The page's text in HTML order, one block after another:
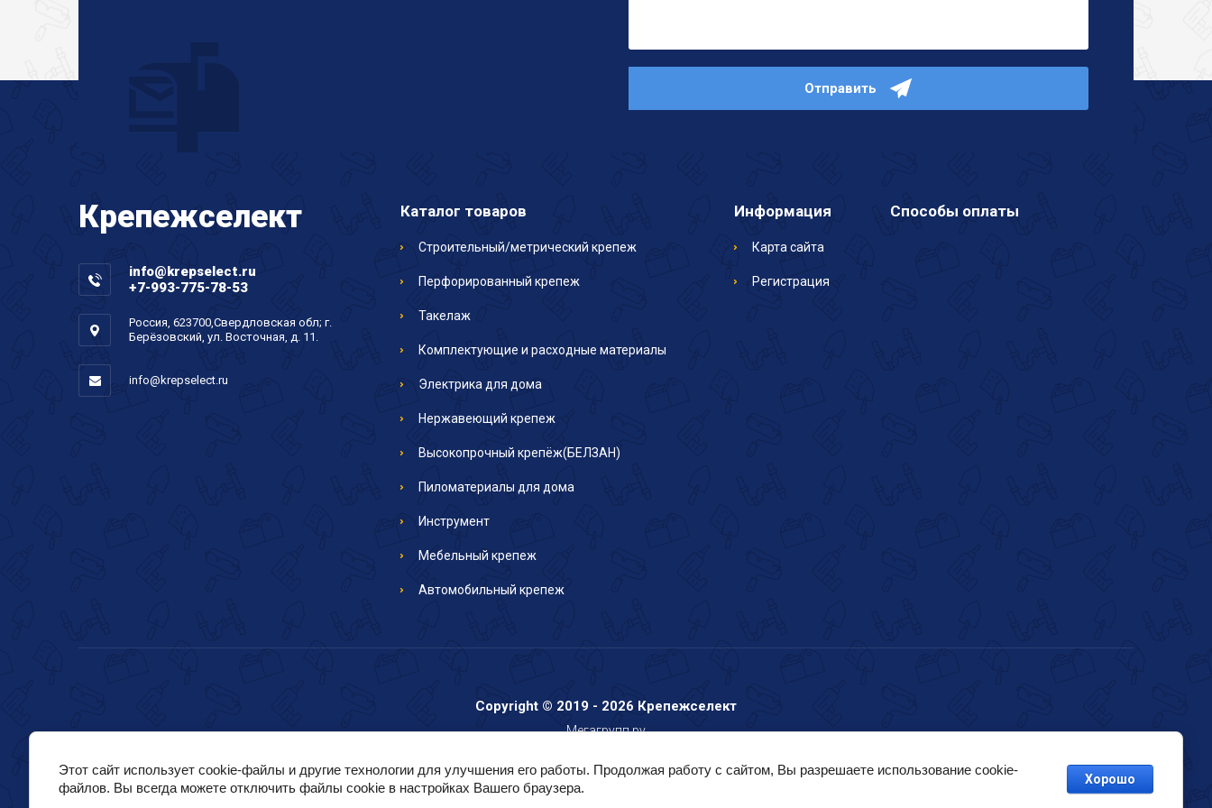
Отправить
Крепежселект
info@krepselect.ru
+7-993-775-78-53
Россия, 623700,Свердловская обл; г.
Берёзовский, ул. Восточная, д. 11.
info@krepselect.ru
Каталог товаров
Строительный/метрический крепеж
Перфорированный крепеж
Такелаж
Комплектующие и расходные материалы
Электрика для дома
Нержавеющий крепеж
Высокопрочный крепёж(БЕЛЗАН)
Пиломатериалы для дома
Инструмент
Мебельный крепеж
Автомобильный крепеж
Информация
Карта сайта
Регистрация
Способы оплаты
Copyright © 2019 - 2026 Крепежселект
Мегагрупп.ру
Этот сайт использует cookie-файлы и другие технологии для улучшения его работы. Продолжая работу с сайтом, Вы разрешаете использование cookie-
файлов. Вы всегда можете отключить файлы cookie в настройках Вашего браузера.
Хорошо